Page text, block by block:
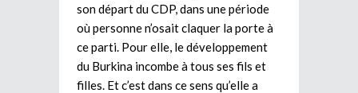
son départ du CDP, dans une période
où personne n’osait claquer la porte à
ce parti. Pour elle, le développement
du Burkina incombe à tous ses fils et
filles. Et c’est dans ce sens qu’elle a